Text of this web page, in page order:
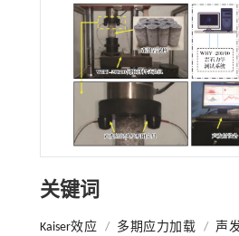
关键词
Kaiser效应 / 多期应力加载 / 声